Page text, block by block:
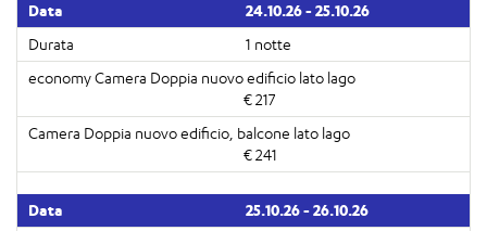
24.10.26 - 25.10.26
1 notte
€ 217
€ 241
25.10.26 - 26.10.26